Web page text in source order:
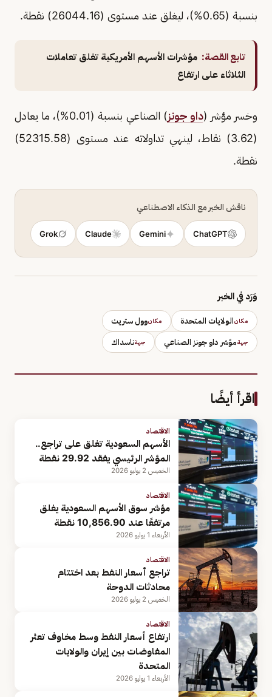
بنسبة (0.65%)، ليغلق عند مستوى (26044.16) نقطة.
تابع القصة: مؤشرات الأسهم الأمريكية تغلق تعاملات
الثلاثاء على ارتفاع
وخسر مؤشر (داو جونز
) الصناعي بنسبة (0.01%)، ما يعادل
(3.62) نقاط، لينهي تداولاته عند مستوى (52315.58)
نقطة.
ناقش الخبر مع الذكاء الاصطناعي
ChatGPT
Gemini
Claude
Grok
وَرَد في الخبر
مكانالولايات المتحدة مكانوول ستريت
جهةمؤشر داو جونز الصناعي جهةناسداك
اقرأ أيضًا
الاقتصاد
الأسهم السعودية تغلق على تراجع..
المؤشر الرئيسي يفقد 29.92 نقطة
الخميس 2 يوليو 2026
الاقتصاد
مؤشر سوق الأسهم السعودية يغلق
مرتفعًا عند 10,856.90 نقطة
الأربعاء 1 يوليو 2026
الاقتصاد
تراجع أسعار النفط بعد اختتام
محادثات الدوحة
الخميس 2 يوليو 2026
الاقتصاد
ارتفاع أسعار النفط وسط مخاوف تعثر
المفاوضات بين إيران والولايات
المتحدة
الأربعاء 1 يوليو 2026